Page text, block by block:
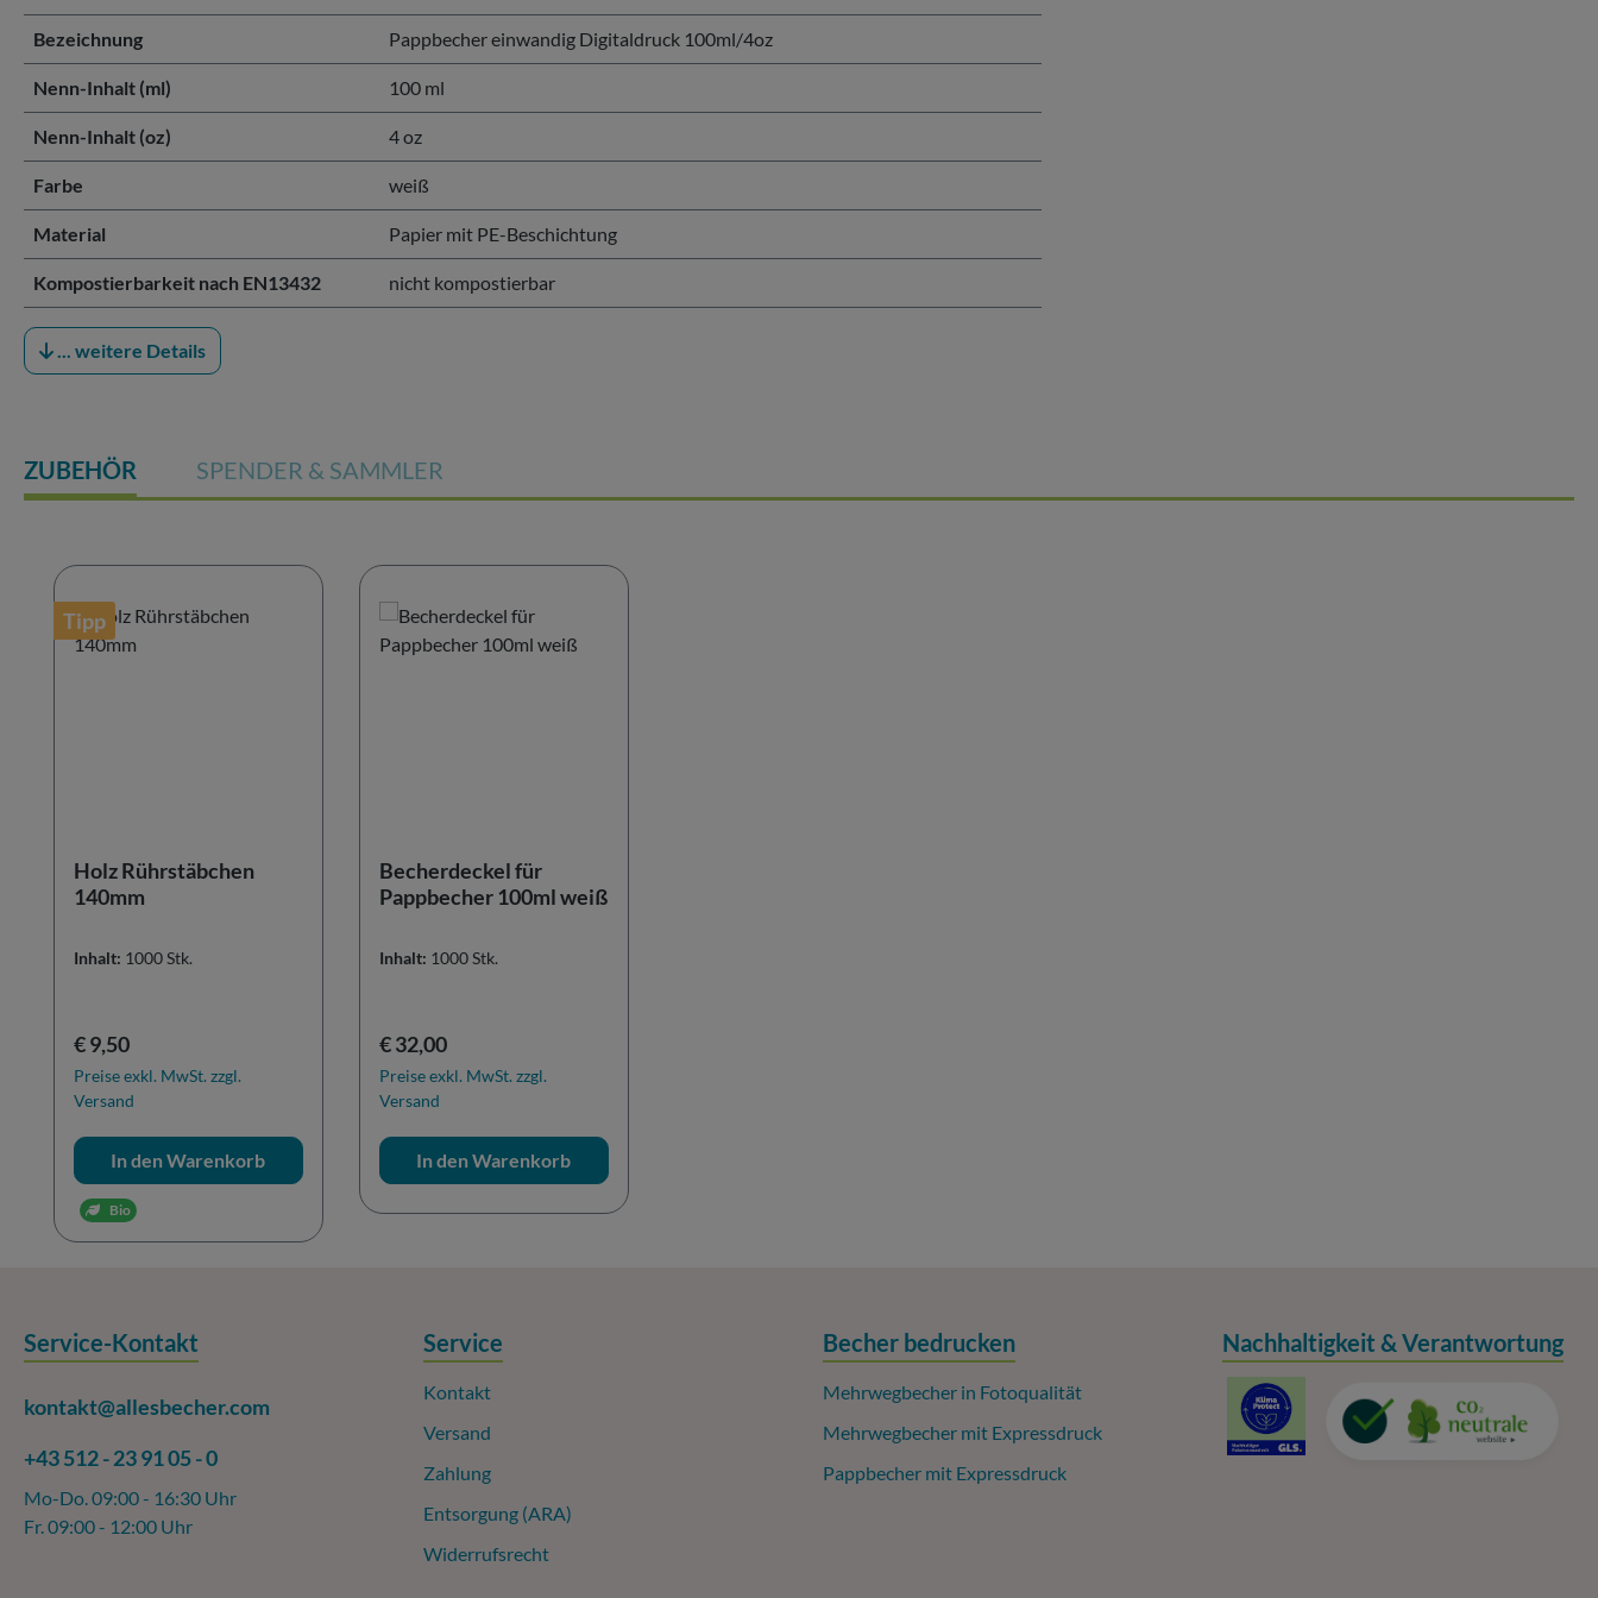
Bezeichnung Pappbecher einwandig Digitaldruck 100ml/4oz
Nenn-Inhalt (ml) 100 ml
Nenn-Inhalt (oz) 4 oz
Farbe weiß
Material Papier mit PE-Beschichtung
Kompostierbarkeit nach EN13432 nicht kompostierbar
... weitere Details
ZUBEHÖR SPENDER & SAMMLER
Tipp
Holz Rührstäbchen
140mm
Inhalt: 1000 Stk.
Regulärer Preis:
€ 9,50
Preise exkl. MwSt. zzgl.
Versand
In den Warenkorb
Bio
Becherdeckel für
Pappbecher 100ml weiß
Inhalt: 1000 Stk.
Regulärer Preis:
€ 32,00
Preise exkl. MwSt. zzgl.
Versand
In den Warenkorb
Service-Kontakt
kontakt@allesbecher.com
+43 512 - 23 91 05 - 0
Mo-Do. 09:00 - 16:30 Uhr
Fr. 09:00 - 12:00 Uhr
Service
Kontakt
Versand
Zahlung
Entsorgung (ARA)
Widerrufsrecht
Becher bedrucken
Mehrwegbecher in Fotoqualität
Mehrwegbecher mit Expressdruck
Pappbecher mit Expressdruck
Nachhaltigkeit & Verantwortung